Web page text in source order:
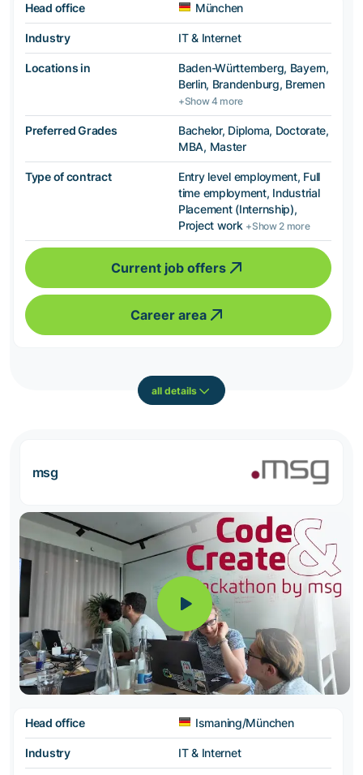
Head office München
Industry IT & Internet
Locations in
Baden-Württemberg, Bayern,
Berlin, Brandenburg, Bremen
+Show 4 more
Preferred Grades
Bachelor, Diploma, Doctorate,
MBA, Master
Type of contract
Entry level employment, Full
time employment, Industrial
Placement (Internship),
Project work +Show 2 more
Current job offers
Career area
all details
msg
Head office Ismaning/München
Industry IT & Internet